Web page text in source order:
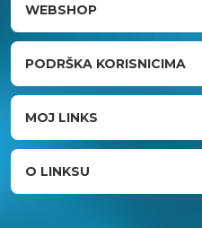
WEBSHOP
PODRŠKA KORISNICIMA
MOJ LINKS
O LINKSU